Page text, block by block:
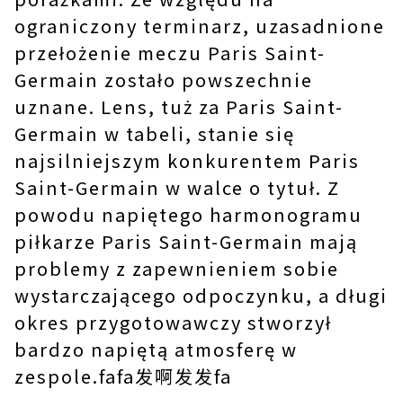
ograniczony terminarz, uzasadnione
przełożenie meczu Paris Saint-
Germain zostało powszechnie
uznane. Lens, tuż za Paris Saint-
Germain w tabeli, stanie się
najsilniejszym konkurentem Paris
Saint-Germain w walce o tytuł. Z
powodu napiętego harmonogramu
piłkarze Paris Saint-Germain mają
problemy z zapewnieniem sobie
wystarczającego odpoczynku, a długi
okres przygotowawczy stworzył
bardzo napiętą atmosferę w
zespole.fafa发啊发发fa